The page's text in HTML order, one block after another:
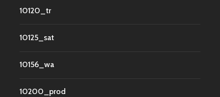
10120_tr
10125_sat
10156_wa
10200_prod